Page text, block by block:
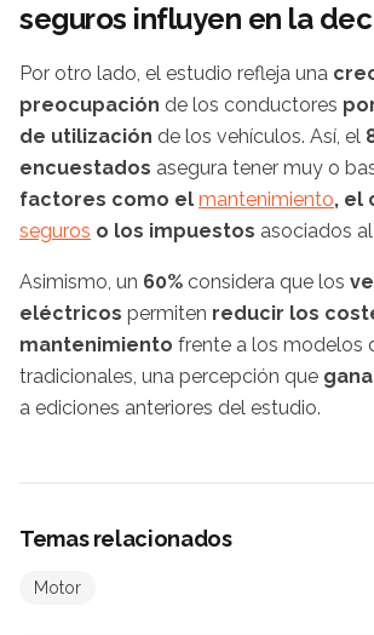
seguros influyen en la
Por otro lado, el estudio refleja una
preocupación de los conductores
de utilización de los vehículos. Así, el
encuestados asegura tener muy o
factores como el mantenimiento, el
seguros o los impuestos asociados
Asimismo, un 60% considera que los
eléctricos permiten reducir los
mantenimiento frente a los modelos
tradicionales, una percepción que
a ediciones anteriores del estudio.
Temas relacionados
Motor